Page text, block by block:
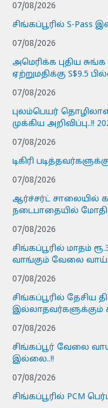
07/08/2026
சிங்கப்பூரில் S-Pass
07/08/2026
அமெரிக்க புதிய சுங்க
ஏற்றுமதிக்கு S$9.5
07/08/2026
புலம்பெயர்
முக்கிய அறிவிப்பு..!!
07/08/2026
டிகிரி
07/08/2026
ஆர்ச்சர்ட் சாலையில்
நடைபாதையில்
07/08/2026
சிங்கப்பூரில் மாதம்
வாங்கும் வேலை
07/08/2026
சிங்கப்பூரில் தேசிய
இல்லாதவர்களுக்கும்
07/08/2026
சிங்கப்பூர் வேலை
இல்லை..!!
07/08/2026
சிங்கப்பூரில் PCM